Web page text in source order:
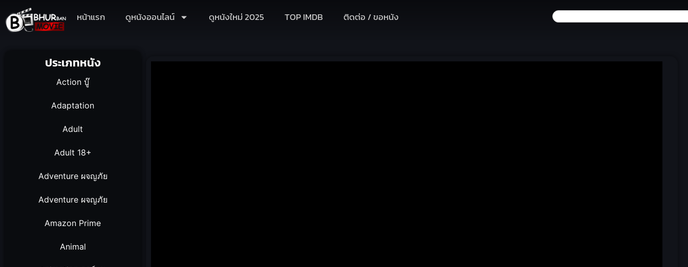
หน้าแรก ดูหนังออนไลน์ ดูหนังใหม่ 2025 TOP IMDB ติดต่อ / ขอหนัง
ประเภทหนัง
Action บู๊
Adaptation
Adult
Adult 18+
Adventure ผจญภัย
Adventure ผจญภัย
Amazon Prime
Animal